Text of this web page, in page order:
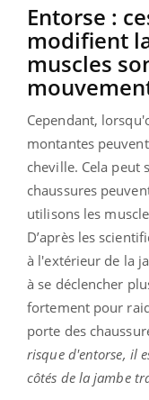
Entorse :
modifient
muscles
Cependant,
montantes
cheville. Cela peut
chaussures
utilisons les
D’après les
à l'extérieur de la
à se déclencher
fortement pour
porte des
risque d'entorse, il
côtés de la jambe